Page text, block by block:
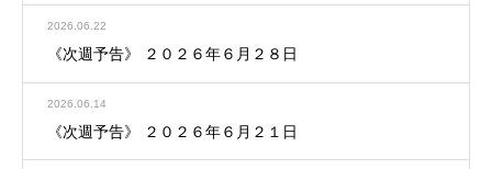
2026.06.22
《次週予告》 ２０２６年６月２８日
2026.06.14
《次週予告》 ２０２６年６月２１日